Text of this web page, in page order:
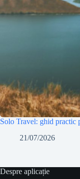
Solo Travel: ghid practic
21/07/2026
Despre aplicație